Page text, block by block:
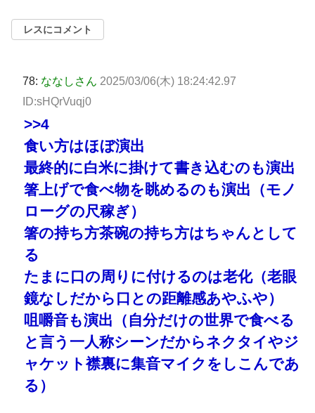
レスにコメント
78: ななしさん 2025/03/06(木) 18:24:42.97
ID:sHQrVuqj0
>>4
食い方はほぼ演出
最終的に白米に掛けて書き込むのも演出
箸上げで食べ物を眺めるのも演出（モノ
ローグの尺稼ぎ）
箸の持ち方茶碗の持ち方はちゃんとして
る
たまに口の周りに付けるのは老化（老眼
鏡なしだから口との距離感あやふや）
咀嚼音も演出（自分だけの世界で食べる
と言う一人称シーンだからネクタイやジ
ャケット襟裏に集音マイクをしこんであ
る）